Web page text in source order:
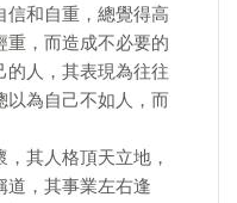
信和自重，總覺得高
重，而造成不必要的
的人，其表現為往往
以為自己不如人，而
其人格頂天立地，
道，其事業左右逢